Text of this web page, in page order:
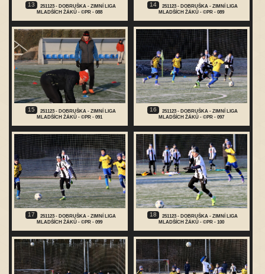
13
251123 - DOBRUŠKA - ZIMNÍ LIGA
MLADŠÍCH ŽÁKŮ - ©PR - 088
14
251123 - DOBRUŠKA - ZIMNÍ LIGA
MLADŠÍCH ŽÁKŮ - ©PR - 089
15
251123 - DOBRUŠKA - ZIMNÍ LIGA
MLADŠÍCH ŽÁKŮ - ©PR - 091
16
251123 - DOBRUŠKA - ZIMNÍ LIGA
MLADŠÍCH ŽÁKŮ - ©PR - 097
17
251123 - DOBRUŠKA - ZIMNÍ LIGA
MLADŠÍCH ŽÁKŮ - ©PR - 099
18
251123 - DOBRUŠKA - ZIMNÍ LIGA
MLADŠÍCH ŽÁKŮ - ©PR - 100